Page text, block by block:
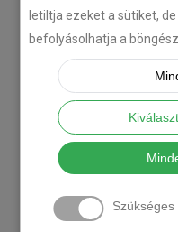
letiltja ezeket a sütiket,
befolyásolhatja a
Szükséges